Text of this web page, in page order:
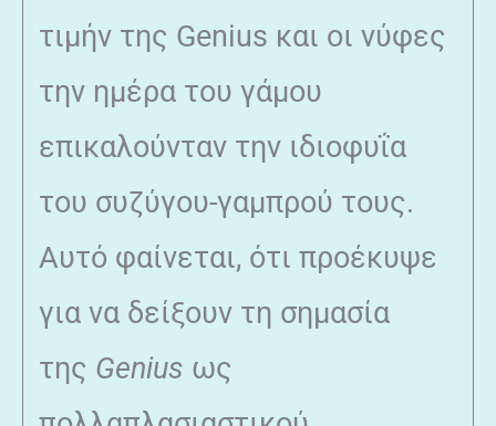
τιμήν της Genius και οι νύφες
την ημέρα του γάμου
επικαλούνταν την ιδιοφυΐα
του συζύγου-γαμπρού τους.
Αυτό φαίνεται, ότι προέκυψε
για να δείξουν τη σημασία
της Genius ως